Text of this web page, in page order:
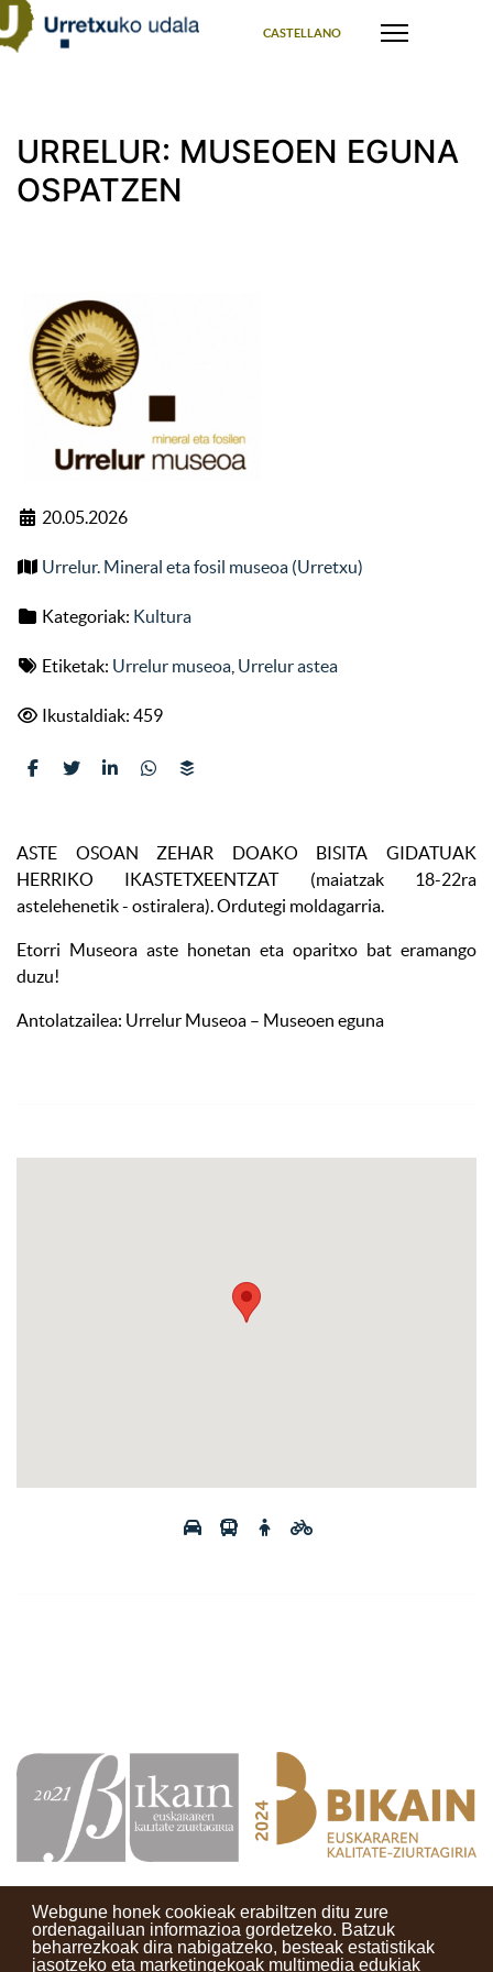
Webgune honek cookieak erabiltzen ditu zure
ordenagailuan informazioa gordetzeko. Batzuk
beharrezkoak dira nabigatzeko, besteak estatistikak
jasotzeko eta marketingekoak multimedia edukiak
CASTELLANO
URRELUR: MUSEOEN EGUNA
OSPATZEN
20.05.2026
Urrelur. Mineral eta fosil museoa (Urretxu)
Kategoriak: Kultura
Etiketak: Urrelur museoa Urrelur astea
Ikustaldiak: 459
ASTE OSOAN ZEHAR DOAKO BISITA GIDATUAK
HERRIKO IKASTETXEENTZAT (maiatzak 18-22ra
astelehenetik - ostiralera). Ordutegi moldagarria.
Etorri Museora aste honetan eta oparitxo bat eramango
duzu!
Antolatzailea: Urrelur Museoa – Museoen eguna
Kontaktuak Erabilera baldintzak Lege oharra Berriak